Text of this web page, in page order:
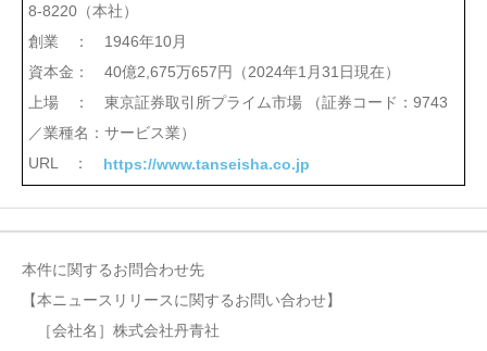
8-8220（本社）
創業 ： 1946年10月
資本金： 40億2,675万657円（2024年1月31日現在）
上場 ： 東京証券取引所プライム市場 （証券コード：9743
／業種名：サービス業）
URL ： https://www.tanseisha.co.jp
本件に関するお問合わせ先
【本ニュースリリースに関するお問い合わせ】
［会社名］株式会社丹青社